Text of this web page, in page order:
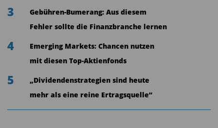
einsehbar und erlaubt – anders als Bargeld – eine
vollständige Nachverfolgbarkeit von
Transaktionen. Strafverfolgungsbehörden wie
das FBI oder Europol konnten mit Hilfe von
Blockchain-Analysefirmen wie Chainalysis
mehrfach komplexe Geldwäsche- und
3
Gebühren-Bumerang: Aus diesem
Fehler sollte die Finanzbranche lernen
4
Emerging Markets: Chancen nutzen
mit diesen Top-Aktienfonds
5
„Dividendenstrategien sind heute
mehr als eine reine Ertragsquelle“